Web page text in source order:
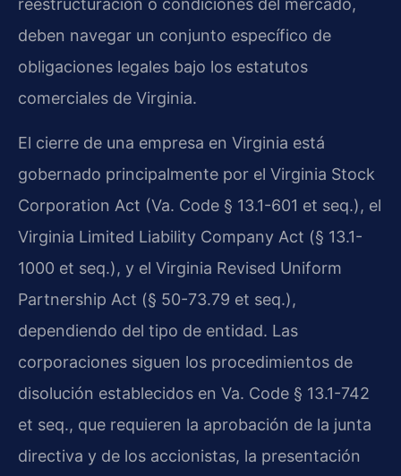
reestructuración o condiciones del mercado,
deben navegar un conjunto específico de
obligaciones legales bajo los estatutos
comerciales de Virginia.
El cierre de una empresa en Virginia está
gobernado principalmente por el Virginia Stock
Corporation Act (Va. Code § 13.1-601 et seq.), el
Virginia Limited Liability Company Act (§ 13.1-
1000 et seq.), y el Virginia Revised Uniform
Partnership Act (§ 50-73.79 et seq.),
dependiendo del tipo de entidad. Las
corporaciones siguen los procedimientos de
disolución establecidos en Va. Code § 13.1-742
et seq., que requieren la aprobación de la junta
directiva y de los accionistas, la presentación